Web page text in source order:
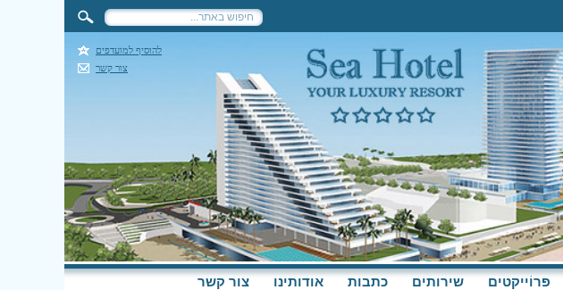
להוסיף למועדפים
צור קשר
פּרוֹייקטים שירותים כתבות אודותינו צור קשר